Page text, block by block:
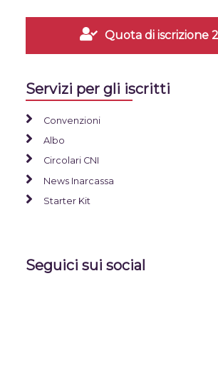
Quota di iscrizione
Servizi per gli iscritti
Convenzioni
Albo
Circolari CNI
News Inarcassa
Starter Kit
Seguici sui social